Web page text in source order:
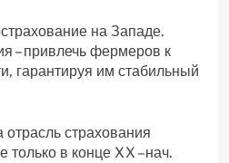
на Западе.
– привлечь фермеров к
гарантируя им стабильный
отрасль страхования
только в конце XX –нач.